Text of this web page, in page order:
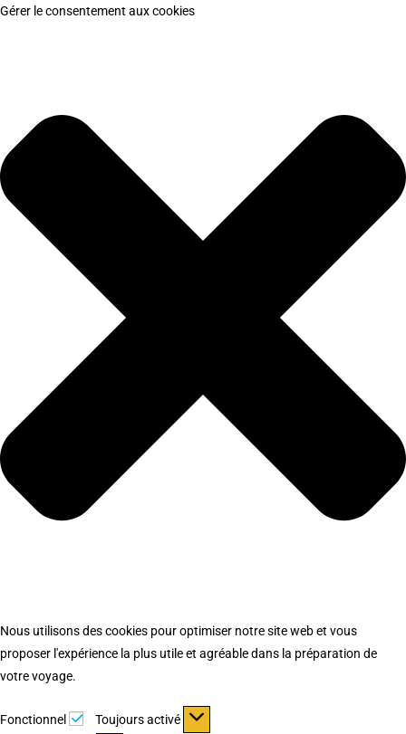
Gérer le consentement aux cookies
Nous utilisons des cookies pour optimiser notre site web et vous
proposer l'expérience la plus utile et agréable dans la préparation de
votre voyage.
Fonctionnel Fonctionnel
Toujours activé